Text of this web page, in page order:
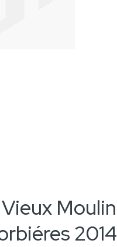
Moulin
2014